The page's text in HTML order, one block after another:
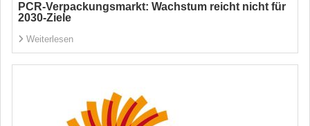
PCR-Verpackungsmarkt: Wachstum reicht nicht für
2030-Ziele
Weiterlesen